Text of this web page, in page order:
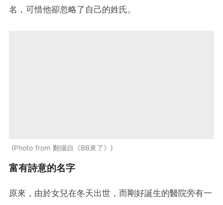
名，可惜他卻忽略了自己的姓氏。
Photo from 翻攝自《BB來了》
富有詩意的名字
原來，由於女兒在冬天出世，而剛好誕生的醫院旁有一